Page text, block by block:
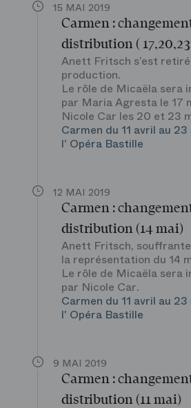
15 MAI 2019
Carmen :
distribution (
Anett Fritsch s’est
production.
Le rôle de Micaëla sera
par Maria Agresta le 17
Nicole Car les 20 et 23
Carmen du 11 avril au
l' Opéra Bastille
12 MAI 2019
Carmen :
distribution (14 mai)
Anett Fritsch,
la représentation du 14
Le rôle de Micaëla sera
par Nicole Car.
Carmen du 11 avril au
l' Opéra Bastille
9 MAI 2019
Carmen :
distribution (11 mai)